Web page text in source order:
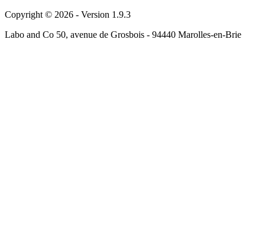
Copyright © 2026 - Version 1.9.3
Labo and Co 50, avenue de Grosbois - 94440 Marolles-en-Brie